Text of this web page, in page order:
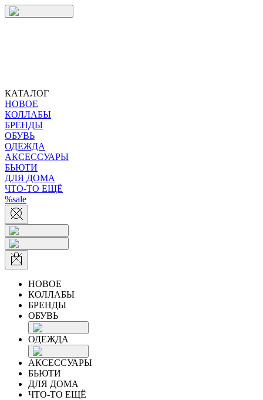
КАТАЛОГ
НОВОЕ
КОЛЛАБЫ
БРЕНДЫ
ОБУВЬ
ОДЕЖДА
АКСЕССУАРЫ
БЬЮТИ
ДЛЯ ДОМА
ЧТО-ТО ЕЩЁ
%sale
НОВОЕ
КОЛЛАБЫ
БРЕНДЫ
ОБУВЬ
ОДЕЖДА
АКСЕССУАРЫ
БЬЮТИ
ДЛЯ ДОМА
ЧТО-ТО ЕЩЁ